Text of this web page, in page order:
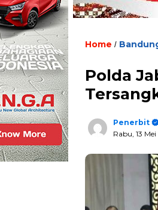
Home /
Polda
Penerbit
Rabu, 13